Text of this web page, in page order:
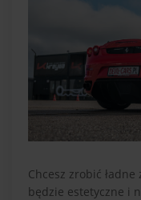
Chcesz zrobić
będzie estetyczne i